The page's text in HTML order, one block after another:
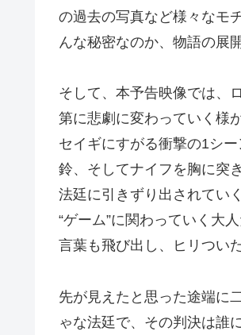
の過去の写真など様々なモ
んな秘密なのか、物語の展
そして、本予告映像では、
第に悲劇に変わっていく様
セイギにすがる衝撃の1シ
鈴、そしてナイフを胸に突
法廷に引きずり出されてい
“ゲーム”に関わっていく大
言葉も飛び出し、ヒリつい
先が見えたと思った途端に
ゃな法廷で、その判決は誰